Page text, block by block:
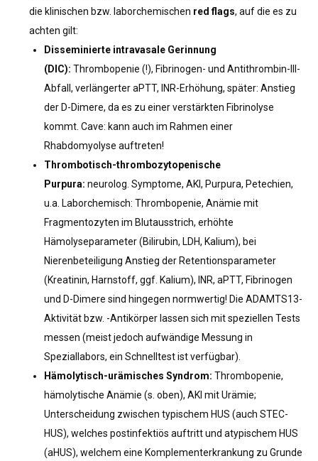
die klinischen bzw. laborchemischen red flags, auf die es zu
achten gilt:
Disseminierte intravasale Gerinnung
(DIC): Thrombopenie (!), Fibrinogen- und Antithrombin-III-
Abfall, verlängerter aPTT, INR-Erhöhung, später: Anstieg
der D-Dimere, da es zu einer verstärkten Fibrinolyse
kommt. Cave: kann auch im Rahmen einer
Rhabdomyolyse auftreten!
Thrombotisch-thrombozytopenische
Purpura: neurolog. Symptome, AKI, Purpura, Petechien,
u.a. Laborchemisch: Thrombopenie, Anämie mit
Fragmentozyten im Blutausstrich, erhöhte
Hämolyseparameter (Bilirubin, LDH, Kalium), bei
Nierenbeteiligung Anstieg der Retentionsparameter
(Kreatinin, Harnstoff, ggf. Kalium), INR, aPTT, Fibrinogen
und D-Dimere sind hingegen normwertig! Die ADAMTS13-
Aktivität bzw. -Antikörper lassen sich mit speziellen Tests
messen (meist jedoch aufwändige Messung in
Speziallabors, ein Schnelltest ist verfügbar).
Hämolytisch-urämisches Syndrom: Thrombopenie,
hämolytische Anämie (s. oben), AKI mit Urämie;
Unterscheidung zwischen typischem HUS (auch STEC-
HUS), welches postinfektiös auftritt und atypischem HUS
(aHUS), welchem eine Komplementerkrankung zu Grunde